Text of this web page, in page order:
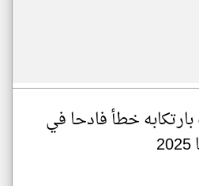
خطأ فادحا في